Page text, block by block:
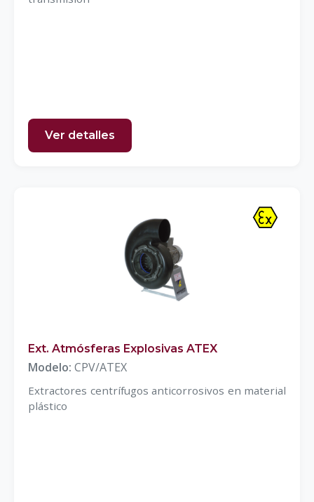
Ver detalles
Ext. Atmósferas Explosivas ATEX
Modelo: CPV/ATEX
Extractores centrífugos anticorrosivos en material
plástico